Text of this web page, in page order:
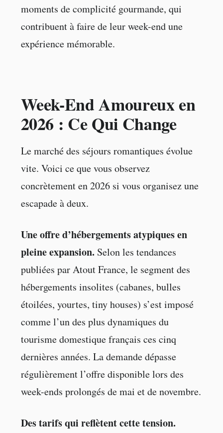
moments de complicité gourmande, qui
contribuent à faire de leur week-end une
expérience mémorable.
Week-End Amoureux en
2026 : Ce Qui Change
Le marché des séjours romantiques évolue
vite. Voici ce que vous observez
concrètement en 2026 si vous organisez une
escapade à deux.
Une offre d’hébergements atypiques en
pleine expansion.Selon les tendances
publiées par Atout France, le segment des
hébergements insolites (cabanes, bulles
étoilées, yourtes, tiny houses) s’est imposé
comme l’un des plus dynamiques du
tourisme domestique français ces cinq
dernières années. La demande dépasse
régulièrement l’offre disponible lors des
week-ends prolongés de mai et de novembre.
Des tarifs qui reflètent cette tension.